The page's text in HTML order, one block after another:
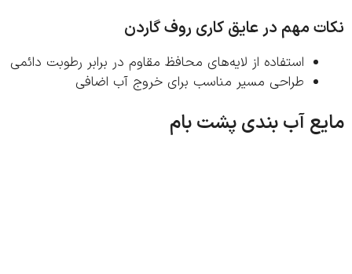
مهم در عایق‌ کاری روف گاردن
استفاده از لایه‌های محافظ مقاوم در برابر رطوبت دائمی
طراحی مسیر مناسب برای خروج آب اضافی
آب بندی پشت بام